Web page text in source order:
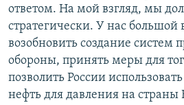
ответом. На мой взгляд, мы
стратегически. У нас
возобновить создание систем
обороны, принять меры для
позволить России
нефть для давления на страны